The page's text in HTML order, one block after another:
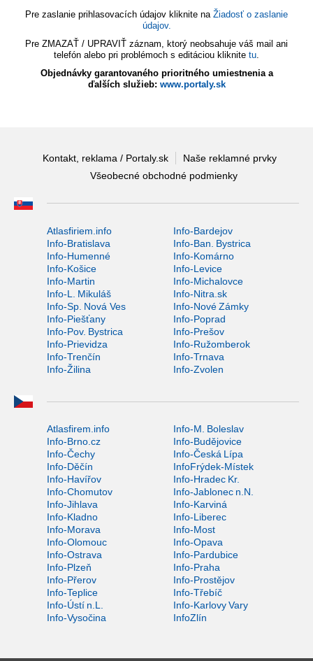
Pre zaslanie prihlasovacích údajov kliknite na Žiadosť o zaslanie
údajov.
Pre ZMAZAŤ / UPRAVIŤ záznam, ktorý neobsahuje váš mail ani
telefón alebo pri problémoch s editáciou kliknite tu.
Objednávky garantovaného prioritného umiestnenia a
ďalších služieb: www.portaly.sk
Kontakt, reklama / Portaly.sk
Naše reklamné prvky
Všeobecné obchodné podmienky
Atlasfiriem.info
Info-Bardejov
Info-Bratislava
Info-Ban. Bystrica
Info-Humenné
Info-Komárno
Info-Košice
Info-Levice
Info-Martin
Info-Michalovce
Info-L. Mikuláš
Info-Nitra.sk
Info-Sp. Nová Ves
Info-Nové Zámky
Info-Piešťany
Info-Poprad
Info-Pov. Bystrica
Info-Prešov
Info-Prievidza
Info-Ružomberok
Info-Trenčín
Info-Trnava
Info-Žilina
Info-Zvolen
Atlasfirem.info
Info-M. Boleslav
Info-Brno.cz
Info-Budějovice
Info-Čechy
Info-Česká Lípa
Info-Děčín
InfoFrýdek-Místek
Info-Havířov
Info-Hradec Kr.
Info-Chomutov
Info-Jablonec n.N.
Info-Jihlava
Info-Karviná
Info-Kladno
Info-Liberec
Info-Morava
Info-Most
Info-Olomouc
Info-Opava
Info-Ostrava
Info-Pardubice
Info-Plzeň
Info-Praha
Info-Přerov
Info-Prostějov
Info-Teplice
Info-Třebíč
Info-Ústí n.L.
Info-Karlovy Vary
Info-Vysočina
InfoZlín